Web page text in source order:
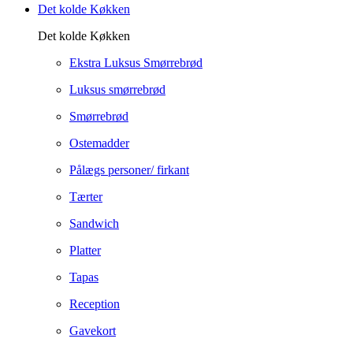
Det kolde Køkken
Det kolde Køkken
Ekstra Luksus Smørrebrød
Luksus smørrebrød
Smørrebrød
Ostemadder
Pålægs personer/ firkant
Tærter
Sandwich
Platter
Tapas
Reception
Gavekort